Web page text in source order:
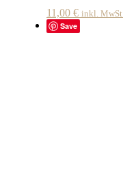
11,00 € inkl.
Save